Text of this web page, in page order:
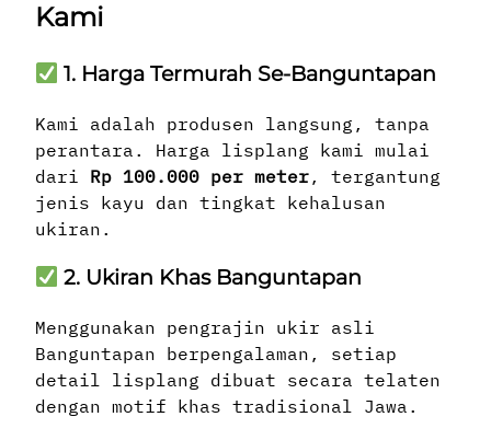
Kami
1. Harga Termurah Se-Banguntapan
Kami adalah produsen langsung, tanpa
perantara. Harga lisplang kami mulai
dari Rp 100.000 per meter, tergantung
jenis kayu dan tingkat kehalusan
ukiran.
2. Ukiran Khas Banguntapan
Menggunakan pengrajin ukir asli
Banguntapan berpengalaman, setiap
detail lisplang dibuat secara telaten
dengan motif khas tradisional Jawa.